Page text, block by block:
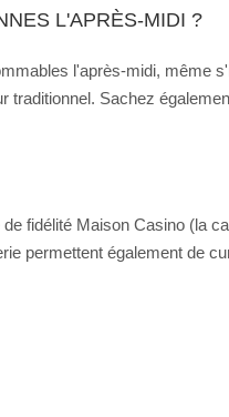
L'APRÈS-MIDI ?
l'après-midi, même
Sachez
fidélité Maison Casino (la
permettent également de